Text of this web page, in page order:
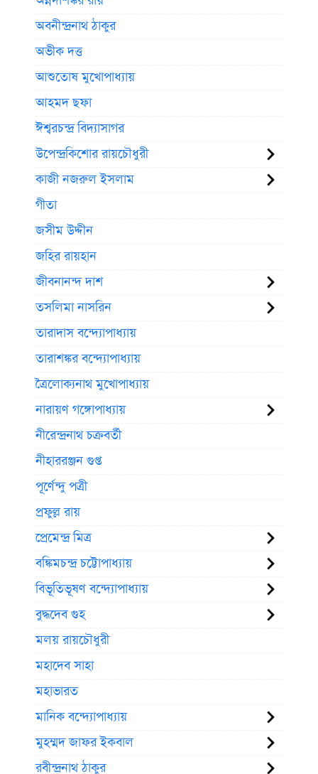
অবনীন্দ্রনাথ ঠাকুর
অভীক দত্ত
আশুতোষ মুখোপাধ্যায়
আহমদ ছফা
ঈশ্বরচন্দ্র বিদ্যাসাগর
উপেন্দ্রকিশোর রায়চৌধুরী
কাজী নজরুল ইসলাম
গীতা
জসীম উদ্দীন
জহির রায়হান
জীবনানন্দ দাশ
তসলিমা নাসরিন
তারাদাস বন্দ্যোপাধ্যায়
তারাশঙ্কর বন্দ্যোপাধ্যায়
ত্রৈলোক্যনাথ মুখোপাধ্যায়
নারায়ণ গঙ্গোপাধ্যায়
নীরেন্দ্রনাথ চক্রবর্তী
নীহাররঞ্জন গুপ্ত
পূর্ণেন্দু পত্রী
প্রফুল্ল রায়
প্রেমেন্দ্র মিত্র
বঙ্কিমচন্দ্র চট্টোপাধ্যায়
বিভূতিভূষণ বন্দ্যোপাধ্যায়
বুদ্ধদেব গুহ
মলয় রায়চৌধুরী
মহাদেব সাহা
মহাভারত
মানিক বন্দ্যোপাধ্যায়
মুহম্মদ জাফর ইকবাল
রবীন্দ্রনাথ ঠাকুর